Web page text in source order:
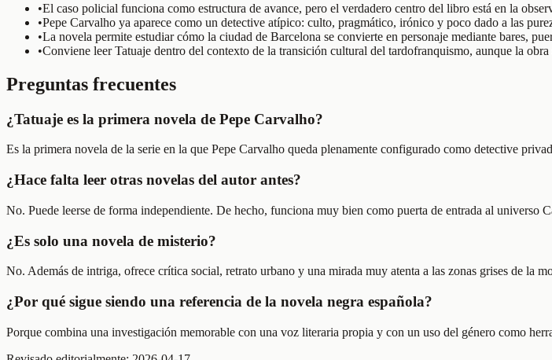
•El caso policial funciona como estructura de avance, pero el verdadero centro del libro está en la
•Pepe Carvalho ya aparece como un detective atípico: culto, pragmático, irónico y poco dado a las
•La novela permite estudiar cómo la ciudad de Barcelona se convierte en personaje mediante bares,
•Conviene leer Tatuaje dentro del contexto de la transición cultural del tardofranquismo, aunque la
Preguntas frecuentes
¿Tatuaje es la primera novela de Pepe Carvalho?
Es la primera novela de la serie en la que Pepe Carvalho queda plenamente configurado como detective
¿Hace falta leer otras novelas del autor antes?
No. Puede leerse de forma independiente. De hecho, funciona muy bien como puerta de entrada al universo
¿Es solo una novela de misterio?
No. Además de intriga, ofrece crítica social, retrato urbano y una mirada muy atenta a las zonas grises de la
¿Por qué sigue siendo una referencia de la novela negra española?
Porque combina una investigación memorable con una voz literaria propia y con un uso del género como